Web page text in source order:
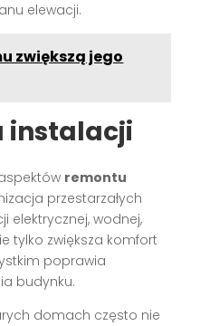
elewacji.
zwiększą jego
instalacji
remontu
przestarzałych
elektrycznej, wodnej,
tylko zwiększa komfort
poprawia
budynku.
domach często nie